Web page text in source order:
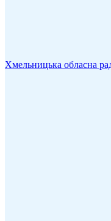
Хмельницька обласна